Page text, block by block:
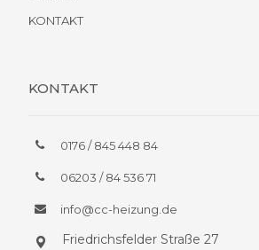
KONTAKT
KONTAKT
0176 / 845 448 84
06203 / 84 536 71
info@cc-heizung.de
Friedrichsfelder Straße 27